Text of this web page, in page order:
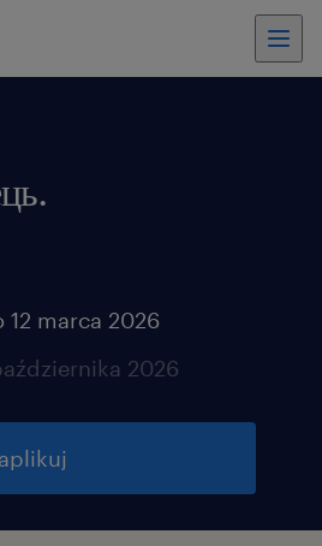
marca 2026
2026
aplikuj